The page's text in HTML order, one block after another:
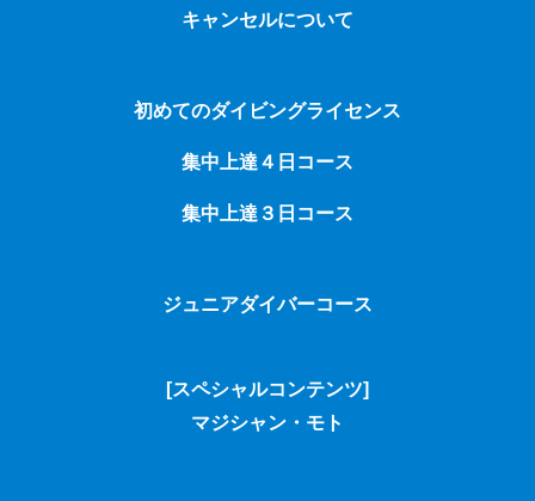
キャンセルについて
初めてのダイビングライセンス
集中上達４日コース
集中上達３日コース
ジュニアダイバーコース
[スペシャルコンテンツ]
マジシャン・モト